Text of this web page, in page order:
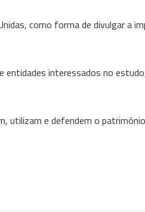
como forma de divulgar a
entidades interessados no
utilizam e defendem o